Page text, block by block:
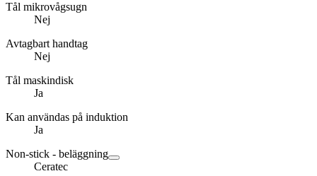
Tål mikrovågsugn
Nej
Avtagbart handtag
Nej
Tål maskindisk
Ja
Kan användas på induktion
Ja
Non-stick - beläggning
Ceratec